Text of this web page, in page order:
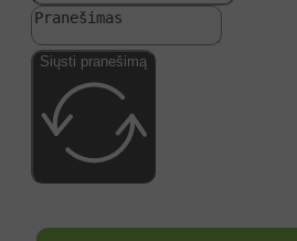
Siųsti pranešimą